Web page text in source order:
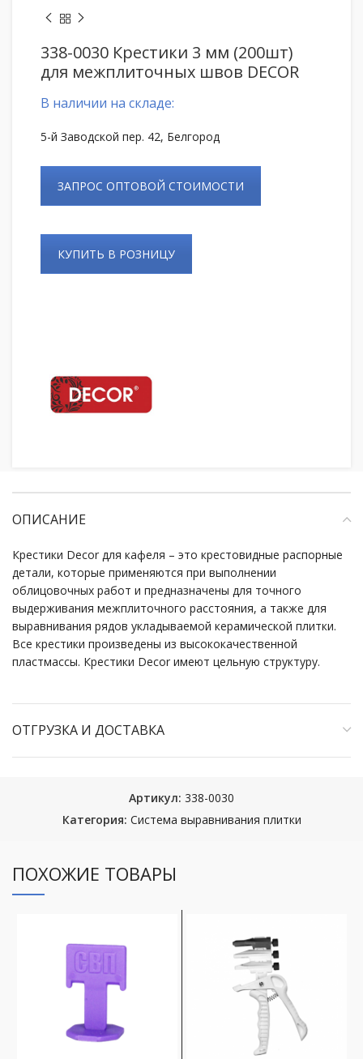
338-0030 Крестики 3 мм (200шт)
для межплиточных швов DECOR
В наличии на складе:
5-й Заводской пер. 42, Белгород
ЗАПРОС ОПТОВОЙ СТОИМОСТИ
КУПИТЬ В РОЗНИЦУ
ОПИСАНИЕ
Крестики Decor для кафеля – это крестовидные распорные
детали, которые применяются при выполнении
облицовочных работ и предназначены для точного
выдерживания межплиточного расстояния, а также для
выравнивания рядов укладываемой керамической плитки.
Все крестики произведены из высококачественной
пластмассы. Крестики Decor имеют цельную структуру.
ОТГРУЗКА И ДОСТАВКА
Артикул: 338-0030
Категория: Система выравнивания плитки
ПОХОЖИЕ ТОВАРЫ